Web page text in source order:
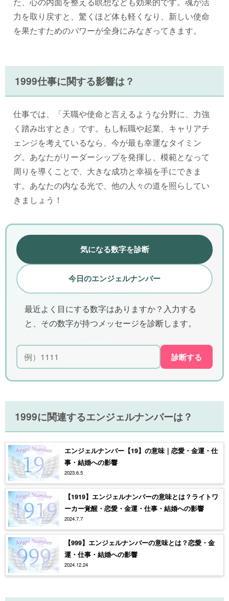
力を取り戻すと、驚くほど体も軽くなり、新しい使命
を果たすためのパワーが全身にみなぎってきます。
1999仕事に関する影響は？
仕事では、「天職や使命と言えるような分野に、力強
く踏み出すとき」です。もし転職や起業、キャリアチ
ェンジを考えているなら、今が最も幸運なタイミン
グ。あなたがリーダーシップを発揮し、模範となって
周りを導くことで、大きな成功と幸福を手にできま
す。あなたの内なる光で、他の人々の道を照らしてい
きましょう！
気になる数字を診断
今日のエンジェルナンバー
最近よく目にする数字はありますか？入力する
と、その数字が持つメッセージを診断します。
診断する
1999に関連するエンジェルナンバーは？
エンジェルナンバー【19】の意味｜恋愛・金運・仕
事・結婚への影響
2023.6.5
【1919】エンジェルナンバーの意味とは？ライトワ
ーカー覚醒・恋愛・金運・仕事・結婚への影響
2024.7.7
【999】エンジェルナンバーの意味とは？恋愛・金
運・仕事・結婚への影響
2024.12.24